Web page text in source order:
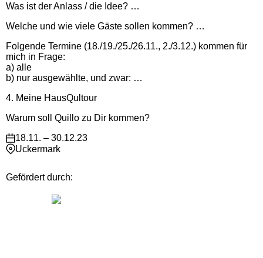
Was ist der Anlass / die Idee? …
Welche und wie viele Gäste sollen kommen? …
Folgende Termine (18./19./25./26.11., 2./3.12.) kommen für
mich in Frage:
a) alle
b) nur ausgewählte, und zwar: …
4. Meine HausQultour
Warum soll Quillo zu Dir kommen?
18.11. – 30.12.23
Uckermark
Gefördert durch: